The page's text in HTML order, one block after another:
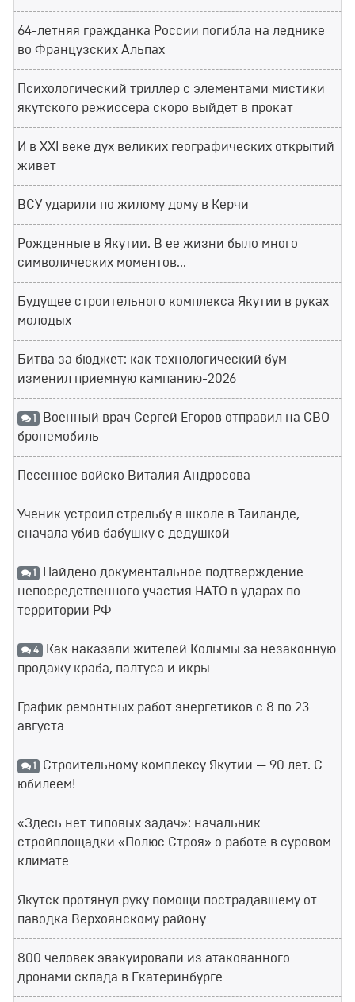
64-летняя гражданка России погибла на леднике
во Французских Альпах
Психологический триллер с элементами мистики
якутского режиссера скоро выйдет в прокат
И в XXI веке дух великих географических открытий
живет
ВСУ ударили по жилому дому в Керчи
Рожденные в Якутии. В ее жизни было много
символических моментов...
Будущее строительного комплекса Якутии в руках
молодых
Битва за бюджет: как технологический бум
изменил приемную кампанию-2026
1 Военный врач Сергей Егоров отправил на СВО
бронемобиль
Песенное войско Виталия Андросова
Ученик устроил стрельбу в школе в Таиланде,
сначала убив бабушку с дедушкой
1 Найдено документальное подтверждение
непосредственного участия НАТО в ударах по
территории РФ
4 Как наказали жителей Колымы за незаконную
продажу краба, палтуса и икры
График ремонтных работ энергетиков с 8 по 23
августа
1 Строительному комплексу Якутии — 90 лет. С
юбилеем!
«Здесь нет типовых задач»: начальник
стройплощадки «Полюс Строя» о работе в суровом
климате
Якутск протянул руку помощи пострадавшему от
паводка Верхоянскому району
800 человек эвакуировали из атакованного
дронами склада в Екатеринбурге